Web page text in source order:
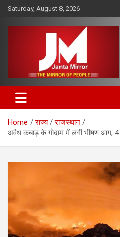
Skip
content
Saturday, August 8, 2026
Janta Mirror
Home राज्य
राजस्थान
अवैध कबाड़ के गोदाम में लगी भीषण आग, 4